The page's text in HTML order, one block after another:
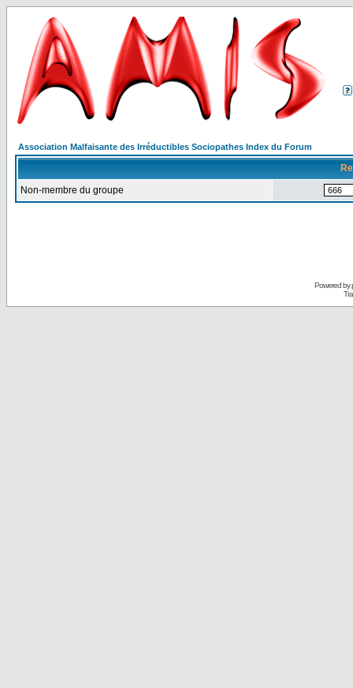
Association Malfaisante des Irréductibles Sociopathes Index du Forum
Non-membre du groupe
Powered by